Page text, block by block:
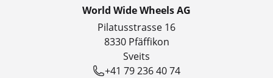
World Wide Wheels AG
Pilatusstrasse 16
8330 Pfäffikon
Sveits
+41 79 236 40 74